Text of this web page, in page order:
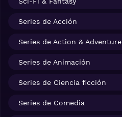
Series de Acción
Series de Action & Adventure
Series de Animación
Series de Ciencia ficción
Series de Comedia